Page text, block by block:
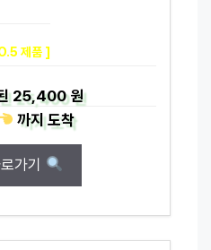
제품 ]
25,400 원
까지도착
가기